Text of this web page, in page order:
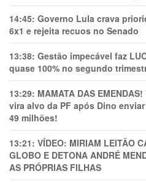
14:45: Governo Lula crava
6x1 e rejeita recuos no Senado
13:38: Gestão impecável faz
quase 100% no segundo
13:29: MAMATA DAS
vira alvo da PF após Dino
49 milhões!
13:21: VÍDEO: MIRIAM LEITÃO
GLOBO E DETONA ANDRÉ
AS PRÓPRIAS FILHAS